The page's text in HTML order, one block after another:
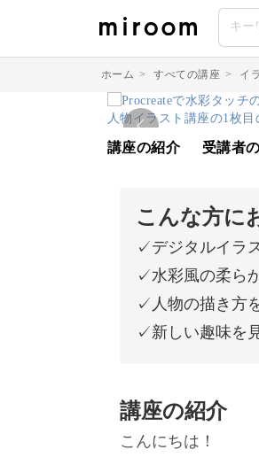
ホーム > すべての講座 > イ
講座の紹介 受講者
こんな方に
✓デジタルイラ
✓水彩風の柔ら
✓人物の描き方
✓新しい趣味を
講座の紹介
こんにちは！